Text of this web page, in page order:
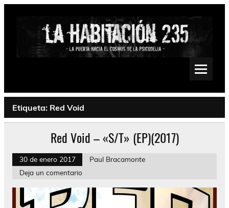
Saltar
Psychedelic, Stoner, Doom, Sludge, Fuzz, Space, Drone
Etiqueta: Red Void
Red Void – «S/T» (EP)(2017)
30 de enero 2017
Paul Bracamonte
Deja un comentario